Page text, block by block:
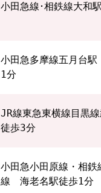
小田急線･相鉄線大和
小田急多摩線五月台
1分
JR線東急東横線目黒
徒歩3分
小田急小田原線・相鉄
線 海老名駅徒歩1分